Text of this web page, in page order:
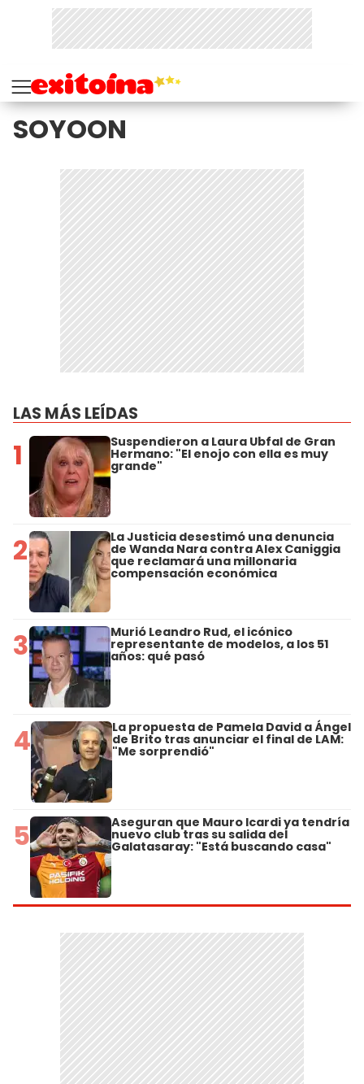
SOYOON
LAS MÁS LEÍDAS
1 Suspendieron a Laura Ubfal de Gran
Hermano: "El enojo con ella es muy
grande"
2 La Justicia desestimó una denuncia
de Wanda Nara contra Alex Caniggia
que reclamará una millonaria
compensación económica
3 Murió Leandro Rud, el icónico
representante de modelos, a los 51
años: qué pasó
4 La propuesta de Pamela David a Ángel
de Brito tras anunciar el final de LAM:
"Me sorprendió"
5 Aseguran que Mauro Icardi ya tendría
nuevo club tras su salida del
Galatasaray: "Está buscando casa"